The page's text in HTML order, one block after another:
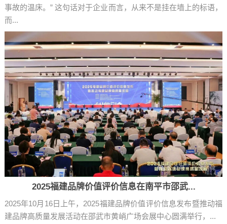
事故的温床。” 这句话对于企业而言，从来不是挂在墙上的标语，
而...
2025福建品牌价值评价信息在南平市邵武...
2025年10月16日上午，2025福建品牌价值评价信息发布暨推动福
建品牌高质量发展活动在邵武市黄峭广场会展中心圆满举行，...